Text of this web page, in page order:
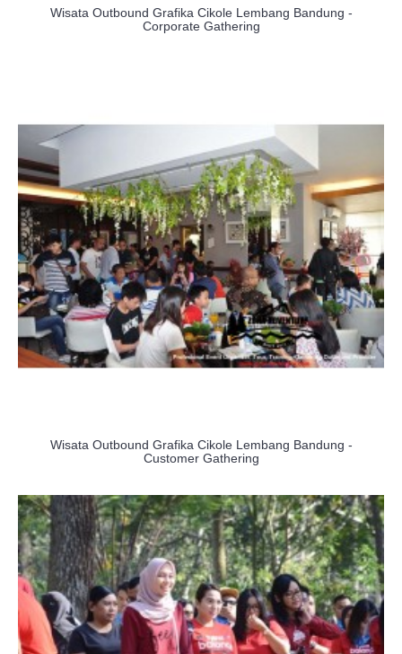
Wisata Outbound Grafika Cikole Lembang Bandung -
Corporate Gathering
Wisata Outbound Grafika Cikole Lembang Bandung -
Customer Gathering